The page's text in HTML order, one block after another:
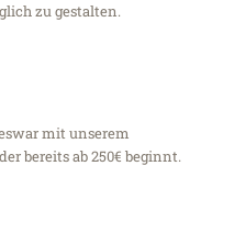
zu gestalten.
mit unserem
bereits ab 250€ beginnt.